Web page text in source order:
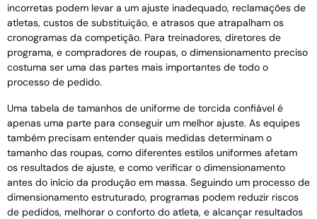
incorretas podem levar a um ajuste inadequado, reclamações de
atletas, custos de substituição, e atrasos que atrapalham os
cronogramas da competição. Para treinadores, diretores de
programa, e compradores de roupas, o dimensionamento preciso
costuma ser uma das partes mais importantes de todo o
processo de pedido.
Uma tabela de tamanhos de uniforme de torcida confiável é
apenas uma parte para conseguir um melhor ajuste. As equipes
também precisam entender quais medidas determinam o
tamanho das roupas, como diferentes estilos uniformes afetam
os resultados de ajuste, e como verificar o dimensionamento
antes do início da produção em massa. Seguindo um processo de
dimensionamento estruturado, programas podem reduzir riscos
de pedidos, melhorar o conforto do atleta, e alcançar resultados